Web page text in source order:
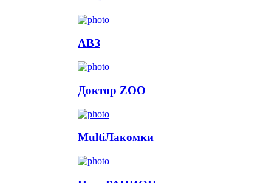
АВЗ
Доктор ZOO
MultiЛакомки